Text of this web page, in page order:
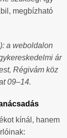
megbízható
a weboldalon
ár
Régivám köz
09–14.
kínál, hanem